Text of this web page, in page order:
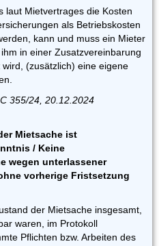
laut Mietvertrages die Kosten
als Betriebskosten
kann und muss ein Mieter
in einer Zusatzvereinbarung
(zusätzlich) eine eigene
355/24, 20.12.2024
Mietsache ist
/ Keine
wegen unterlassener
vorherige Fristsetzung
der Mietsache insgesamt,
waren, im Protokoll
Pflichten bzw. Arbeiten des